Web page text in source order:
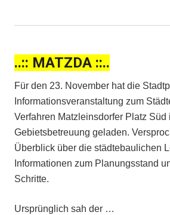
..:: MATZDA ::..
Für den 23. November hat die
Informationsveranstaltung zum
Verfahren Matzleinsdorfer Platz Süd
Gebietsbetreuung geladen.
Überblick über die städtebaulichen
Informationen zum Planungsstand
Schritte.
Ursprünglich sah der …